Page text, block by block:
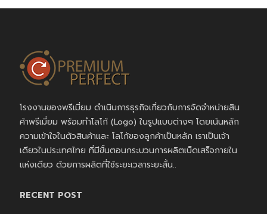
โรงงานของพรีเมี่ยม ดำเนินการธุรกิจเกี่ยวกับการจัดจำหน่ายสิน
ค้าพรีเมี่ยม พร้อมทำโลโก้ (Logo) ในรูปแบบต่างๆ โดยเน้นหลัก
ความเข้าใจในตัวสินค้าและ โลโก้ของลูกค้าเป็นหลัก เราเป็นเจ้า
เดียวในประเทศไทย ที่มีขั้นตอนกระบวนการผลิตเบ็ดเสร็จภายใน
แห่งเดียว ด้วยการผลิตที่ใช้ระยะเวลาระยะสั้น..
RECENT POST